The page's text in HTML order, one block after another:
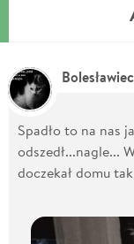
Spadło to na nas
odszedł...nagle...
doczekał domu